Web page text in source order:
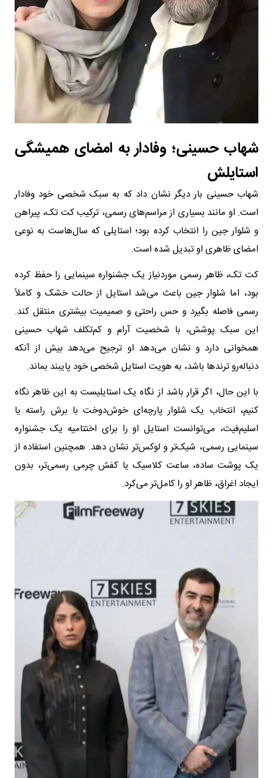
شهاب حسینی؛ وفادار به امضای همیشگی
استایلش
شهاب حسینی بار دیگر نشان داد که به سبک شخصی خود وفادار
است. او مانند بسیاری از مراسم‌های رسمی، ترکیب کت تک، پیراهن
و شلوار جین را انتخاب کرده بود؛ استایلی که سال‌هاست به نوعی
امضای ظاهری او تبدیل شده است.
کت تک، ظاهر رسمی موردنیاز یک جشنواره سینمایی را حفظ کرده
بود، اما شلوار جین باعث می‌شد استایل از حالت خشک و کاملاً
رسمی فاصله بگیرد و حس راحتی و صمیمیت بیشتری منتقل کند.
این سبک پوشش، با شخصیت آرام و کم‌تکلف شهاب حسینی
همخوانی دارد و نشان می‌دهد او ترجیح می‌دهد بیش از آنکه
دنباله‌رو ترندها باشد، به هویت استایل شخصی خود پایبند بماند.
با این حال، اگر قرار باشد از نگاه یک استایلیست به این ظاهر نگاه
کنیم، انتخاب یک شلوار پارچه‌ای خوش‌دوخت با برش راسته یا
اسلیم‌فیت، می‌توانست استایل او را برای اختتامیه یک جشنواره
سینمایی رسمی، شیک‌تر و لوکس‌تر نشان دهد. همچنین استفاده از
یک پوشت ساده، ساعت کلاسیک یا کفش چرمی رسمی‌تر، بدون
ایجاد اغراق، ظاهر او را کامل‌تر می‌کرد.